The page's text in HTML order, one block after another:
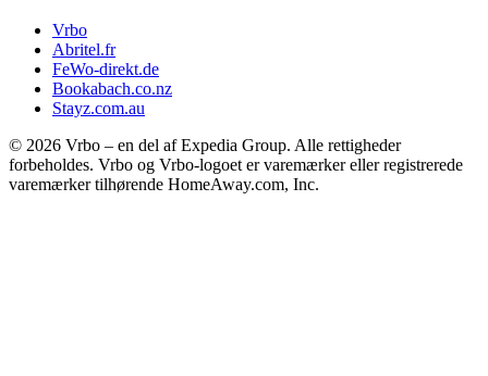
Vrbo
Abritel.fr
FeWo-direkt.de
Bookabach.co.nz
Stayz.com.au
© 2026 Vrbo – en del af Expedia Group. Alle rettigheder
forbeholdes. Vrbo og Vrbo-logoet er varemærker eller registrerede
varemærker tilhørende HomeAway.com, Inc.